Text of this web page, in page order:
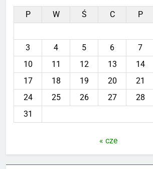
P W Ś C P
3
4 5 6 7
10
11 12 13 14
17
18 19 20 21
24
25 26 27 28
31
« cze